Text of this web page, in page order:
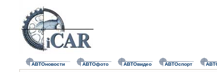
АВТОновости АВТОфото АВТОвидео АВТОспорт